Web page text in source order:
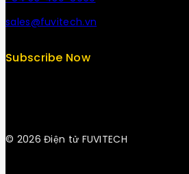
sales@fuvitech.vn
Subscribe Now
© 2026 Điện tử FUVITECH